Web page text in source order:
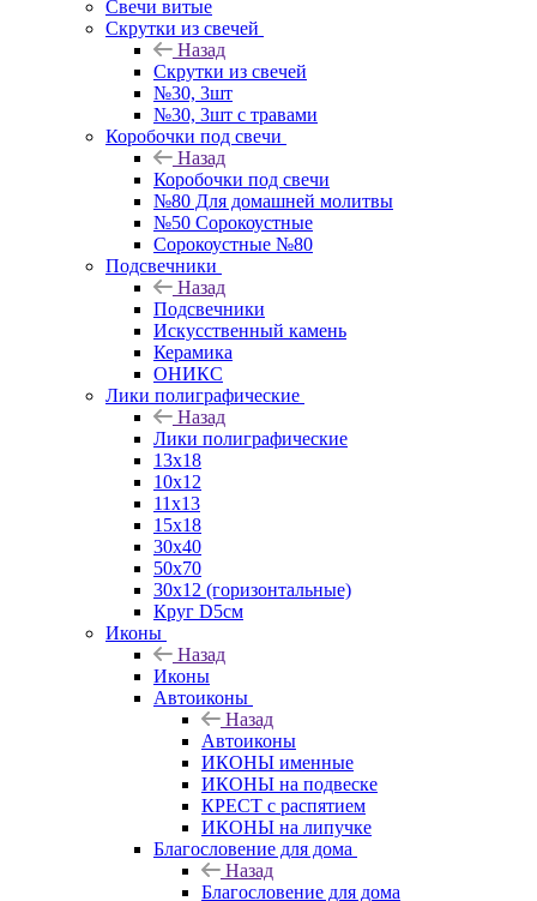
Свечи витые
Скрутки из свечей
Назад
Скрутки из свечей
№30, 3шт
№30, 3шт с травами
Коробочки под свечи
Назад
Коробочки под свечи
№80 Для домашней молитвы
№50 Сорокоустные
Сорокоустные №80
Подсвечники
Назад
Подсвечники
Искусственный камень
Керамика
ОНИКС
Лики полиграфические
Назад
Лики полиграфические
13x18
10x12
11х13
15х18
30x40
50x70
30x12 (горизонтальные)
Круг D5см
Иконы
Назад
Иконы
Автоиконы
Назад
Автоиконы
ИКОНЫ именные
ИКОНЫ на подвеске
КРЕСТ с распятием
ИКОНЫ на липучке
Благословение для дома
Назад
Благословение для дома